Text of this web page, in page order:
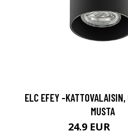
ELC EFEY -KATTOVALAISIN,
MUSTA
24.9 EUR